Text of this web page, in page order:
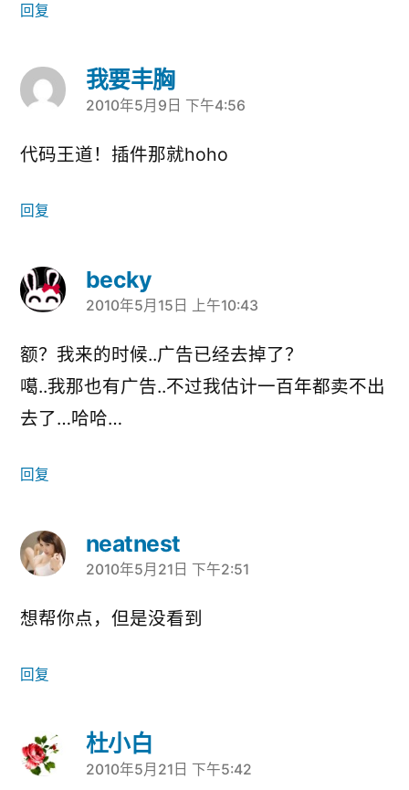
回复
我要丰胸
说：
2010年5月9日 下午4:56
代码王道！插件那就hoho
回复
becky
说：
2010年5月15日 上午10:43
额？我来的时候..广告已经去掉了？
噶..我那也有广告..不过我估计一百年都卖不出
去了…哈哈…
回复
neatnest
说：
2010年5月21日 下午2:51
想帮你点，但是没看到
回复
杜小白
说：
2010年5月21日 下午5:42